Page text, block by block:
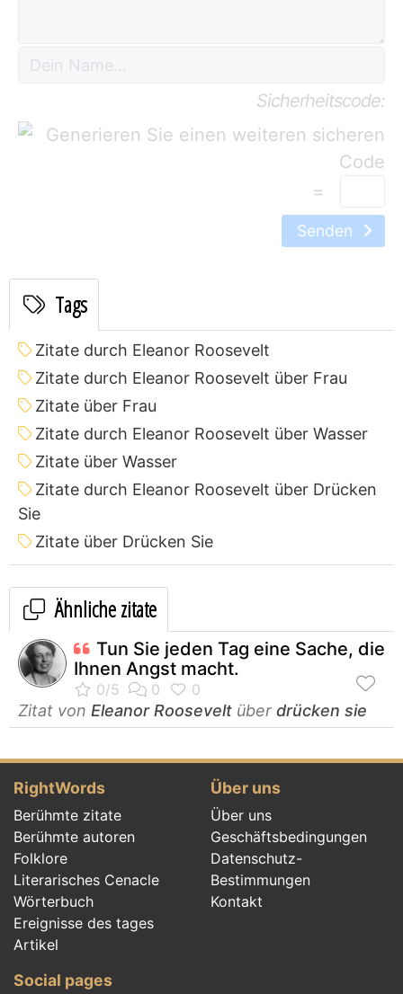
Sicherheitscode:
=
Senden
Tags
Zitate durch Eleanor Roosevelt
Zitate durch Eleanor Roosevelt über Frau
Zitate über Frau
Zitate durch Eleanor Roosevelt über Wasser
Zitate über Wasser
Zitate durch Eleanor Roosevelt über Drücken
Sie
Zitate über Drücken Sie
Ähnliche zitate
Tun Sie jeden Tag eine Sache, die
Ihnen Angst macht.
Zitat von Eleanor Roosevelt über drücken sie
RightWords
Berühmte zitate
Berühmte autoren
Folklore
Literarisches Cenacle
Wörterbuch
Ereignisse des tages
Artikel
Über uns
Über uns
Geschäftsbedingungen
Datenschutz-
Bestimmungen
Kontakt
Social pages